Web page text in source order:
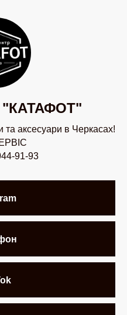
та аксесуари в Черкасах!
91-93